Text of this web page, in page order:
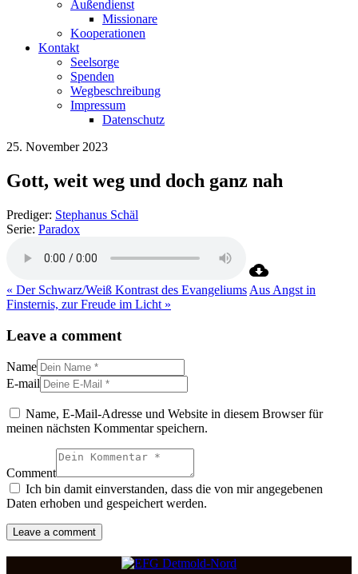
Außendienst
Missionare
Kooperationen
Kontakt
Seelsorge
Spenden
Wegbeschreibung
Impressum
Datenschutz
25. November 2023
Gott, weit weg und doch ganz nah
Prediger: Stephanus Schäl
Serie: Paradox
« Der Schwarz/Weiß Kontrast des Evangeliums Aus Angst in
Finsternis, zur Freude im Licht »
Leave a comment
Name
E-mail
Name, E-Mail-Adresse und Website in diesem Browser für
meinen nächsten Kommentar speichern.
Comment
Ich bin damit einverstanden, dass die von mir angegebenen
Daten erhoben und gespeichert werden.